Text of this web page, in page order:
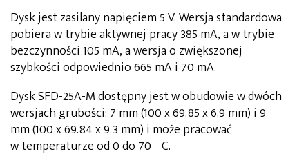
Dysk jest zasilany napięciem 5 V. Wersja standardowa
pobiera w trybie aktywnej pracy 385 mA, a w trybie
bezczynności 105 mA, a wersja o zwiększonej
szybkości odpowiednio 665 mA i 70 mA.
Dysk SFD-25A-M dostępny jest w obudowie w dwóch
wersjach grubości: 7 mm (100 x 69.85 x 6.9 mm) i 9
mm (100 x 69.84 x 9.3 mm) i może pracować
w temperaturze od 0 do 70ºC.